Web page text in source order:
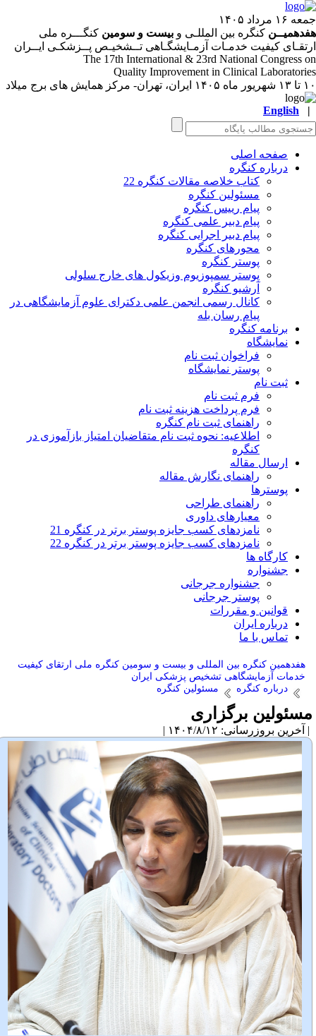
مرداد ۱۴۰۵
کنگره بین المللـی وبیست و سومینکنگـــره ملی
کیفیت خدمـات آزمـایشگـاهی تــشخیـص پــزشکـی ایــران
The 17thInternational & 23rdNational Congress
Quality Improvement in Clinical
۱۴۰۵
ایران، تهران- مرکز همایش های برج میلاد
English
صفحه اصلی
درباره کنگره
کتاب خلاصه مقالات کنگره 22
مسئولین کنگره
پیام رییس کنگره
پیام دبیر علمی کنگره
پیام دبیر اجرایی کنگره
محورهای کنگره
پوستر کنگره
پوستر سمپوزیوم وزیکول های خارج سلولی
آرشیو کنگره
کانال رسمی انجمن علمی دکترای علوم آزمایشگاهی در
پیام رسان بله
برنامه کنگره
نمایشگاه
فراخوان ثبت نام
پوستر نمایشگاه
ثبت نام
فرم ثبت نام
فرم پرداخت هزینه ثبت نام
راهنمای ثبت نام کنگره
اطلاعیه: نحوه ثبت نام متقاضیان امتیاز بازآموزی در
کنگره
ارسال مقاله
راهنمای نگارش مقاله
پوسترها
راهنمای طراحی
معیارهای داوری
نامزدهای کسب جایزه پوستر برتر در کنگره 21
نامزدهای کسب جایزه پوستر برتر در کنگره 22
کارگاه ها
جشنواره
جشنواره جرجانی
پوستر جرجانی
قوانین و مقررات
درباره ایران
تماس با ما
هفدهمین کنگره بین المللی و بیست و سومین کنگره ملی ارتقای کیفیت
خدمات آزمایشگاهی تشخیص پزشکی ایران
درباره کنگره
مسئولین کنگره
برگزاری
بروزرسانی: ۱۴۰۴/۸/۱۲ |